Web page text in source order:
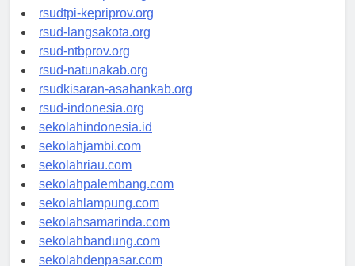
rsud-sulbarprov.org
rsudtpi-kepriprov.org
rsud-langsakota.org
rsud-ntbprov.org
rsud-natunakab.org
rsudkisaran-asahankab.org
rsud-indonesia.org
sekolahindonesia.id
sekolahjambi.com
sekolahriau.com
sekolahpalembang.com
sekolahlampung.com
sekolahsamarinda.com
sekolahbandung.com